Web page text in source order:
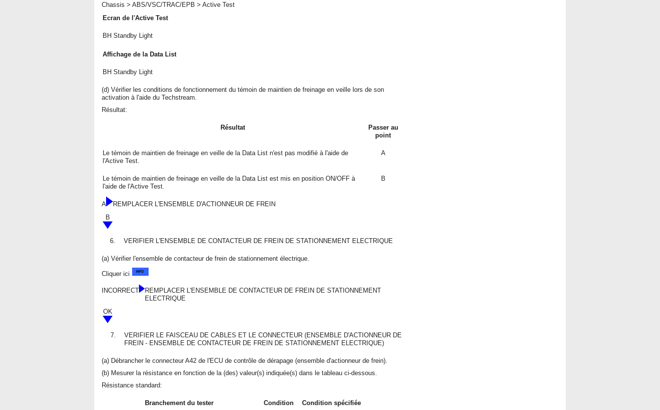
Chassis > ABS/VSC/TRAC/EPB > Active Test
Ecran de l'Active Test
BH Standby Light
Affichage de la Data List
BH Standby Light
(d) Vérifier les conditions de fonctionnement du témoin de maintien de freinage en veille lors de son
activation à l'aide du Techstream.
Résultat:
Résultat
Passer au
point
Le témoin de maintien de freinage en veille de la Data List n'est pas modifié à l'aide de
l'Active Test.
A
Le témoin de maintien de freinage en veille de la Data List est mis en position ON/OFF à
l'aide de l'Active Test.
B
A
REMPLACER L'ENSEMBLE D'ACTIONNEUR DE FREIN
B
6. VERIFIER L'ENSEMBLE DE CONTACTEUR DE FREIN DE STATIONNEMENT ELECTRIQUE
(a) Vérifier l'ensemble de contacteur de frein de stationnement électrique.
Cliquer ici
INCORRECT
REMPLACER L'ENSEMBLE DE CONTACTEUR DE FREIN DE STATIONNEMENT
ELECTRIQUE
OK
7.
VERIFIER LE FAISCEAU DE CABLES ET LE CONNECTEUR (ENSEMBLE D'ACTIONNEUR DE
FREIN - ENSEMBLE DE CONTACTEUR DE FREIN DE STATIONNEMENT ELECTRIQUE)
(a) Débrancher le connecteur A42 de l'ECU de contrôle de dérapage (ensemble d'actionneur de frein).
(b) Mesurer la résistance en fonction de la (des) valeur(s) indiquée(s) dans le tableau ci-dessous.
Résistance standard:
Branchement du tester Condition Condition spécifiée